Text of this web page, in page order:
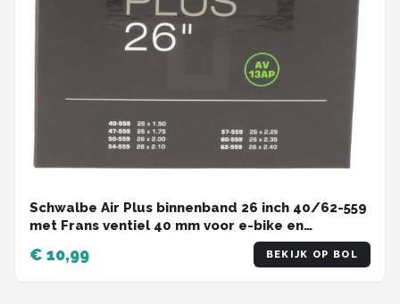
Schwalbe Air Plus binnenband 26 inch 40/62-559
met Frans ventiel 40 mm voor e-bike en
€ 10,99 BEKIJK OP BOL